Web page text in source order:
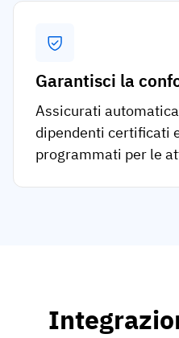
Garantisci la
Assicurati
dipendenti certificati
programmati per le